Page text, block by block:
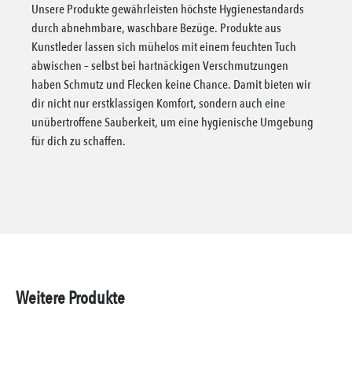
Unsere Produkte gewährleisten höchste Hygienestandards
durch abnehmbare, waschbare Bezüge. Produkte aus
Kunstleder lassen sich mühelos mit einem feuchten Tuch
abwischen – selbst bei hartnäckigen Verschmutzungen
haben Schmutz und Flecken keine Chance. Damit bieten wir
dir nicht nur erstklassigen Komfort, sondern auch eine
unübertroffene Sauberkeit, um eine hygienische Umgebung
für dich zu schaffen.
Weitere Produkte